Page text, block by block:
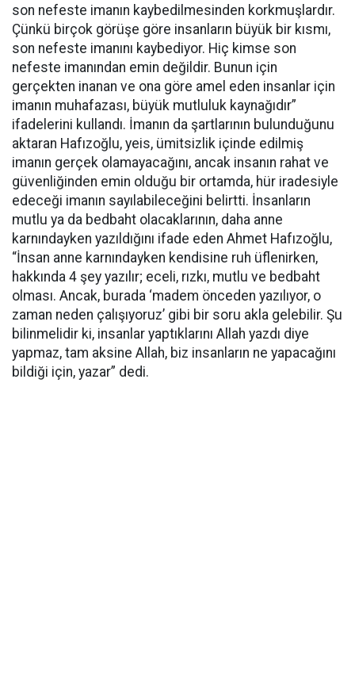
son nefeste imanın kaybedilmesinden korkmuşlardır.
Çünkü birçok görüşe göre insanların büyük bir kısmı,
son nefeste imanını kaybediyor. Hiç kimse son
nefeste imanından emin değildir. Bunun için
gerçekten inanan ve ona göre amel eden insanlar için
imanın muhafazası, büyük mutluluk kaynağıdır”
ifadelerini kullandı. İmanın da şartlarının bulunduğunu
aktaran Hafızoğlu, yeis, ümitsizlik içinde edilmiş
imanın gerçek olamayacağını, ancak insanın rahat ve
güvenliğinden emin olduğu bir ortamda, hür iradesiyle
edeceği imanın sayılabileceğini belirtti. İnsanların
mutlu ya da bedbaht olacaklarının, daha anne
karnındayken yazıldığını ifade eden Ahmet Hafızoğlu,
“İnsan anne karnındayken kendisine ruh üflenirken,
hakkında 4 şey yazılır; eceli, rızkı, mutlu ve bedbaht
olması. Ancak, burada ‘madem önceden yazılıyor, o
zaman neden çalışıyoruz’ gibi bir soru akla gelebilir. Şu
bilinmelidir ki, insanlar yaptıklarını Allah yazdı diye
yapmaz, tam aksine Allah, biz insanların ne yapacağını
bildiği için, yazar” dedi.